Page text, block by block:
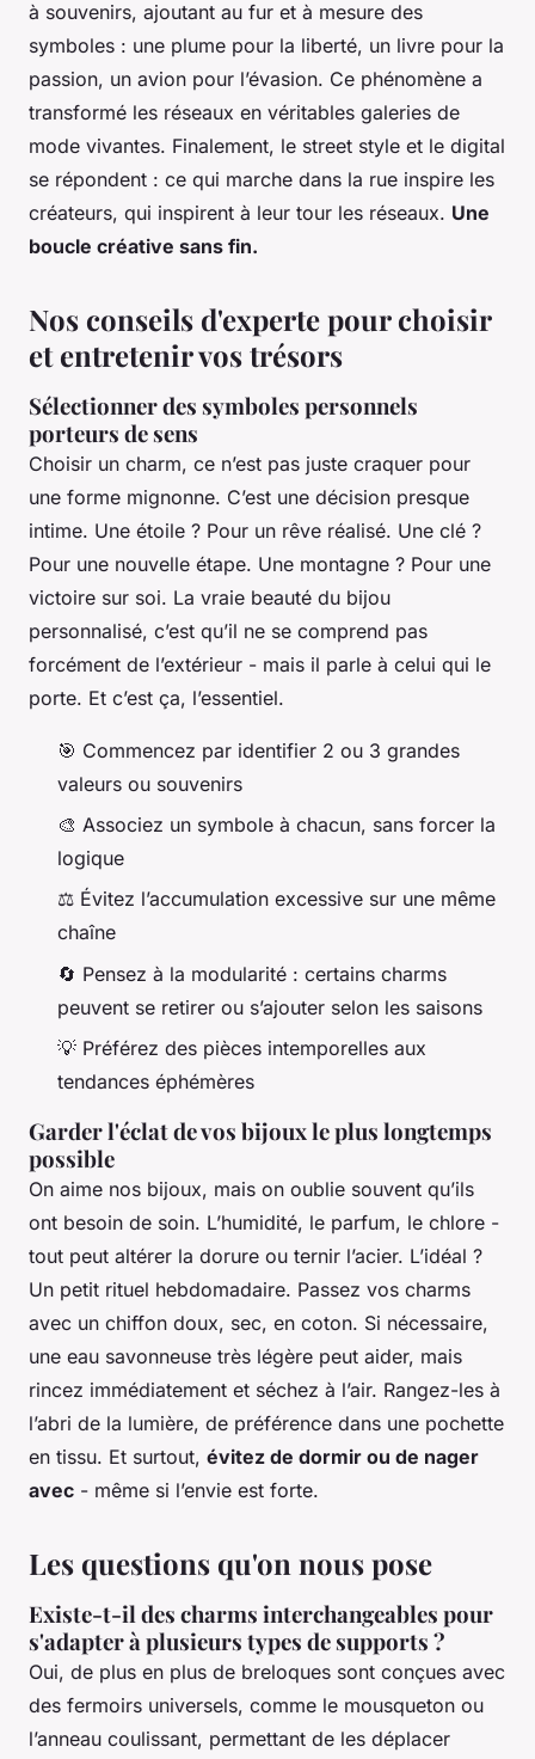
à souvenirs, ajoutant au fur et à mesure des
symboles : une plume pour la liberté, un livre pour la
passion, un avion pour l’évasion. Ce phénomène a
transformé les réseaux en véritables galeries de
mode vivantes. Finalement, le street style et le digital
se répondent : ce qui marche dans la rue inspire les
créateurs, qui inspirent à leur tour les réseaux. Une
boucle créative sans fin.
Nos conseils d'experte pour choisir
et entretenir vos trésors
Sélectionner des symboles personnels
porteurs de sens
Choisir un charm, ce n’est pas juste craquer pour
une forme mignonne. C’est une décision presque
intime. Une étoile ? Pour un rêve réalisé. Une clé ?
Pour une nouvelle étape. Une montagne ? Pour une
victoire sur soi. La vraie beauté du bijou
personnalisé, c’est qu’il ne se comprend pas
forcément de l’extérieur - mais il parle à celui qui le
porte. Et c’est ça, l’essentiel.
🎯 Commencez par identifier 2 ou 3 grandes
valeurs ou souvenirs
🎨 Associez un symbole à chacun, sans forcer la
logique
⚖️ Évitez l’accumulation excessive sur une même
chaîne
🔄 Pensez à la modularité : certains charms
peuvent se retirer ou s’ajouter selon les saisons
💡 Préférez des pièces intemporelles aux
tendances éphémères
Garder l'éclat de vos bijoux le plus longtemps
possible
On aime nos bijoux, mais on oublie souvent qu’ils
ont besoin de soin. L’humidité, le parfum, le chlore -
tout peut altérer la dorure ou ternir l’acier. L’idéal ?
Un petit rituel hebdomadaire. Passez vos charms
avec un chiffon doux, sec, en coton. Si nécessaire,
une eau savonneuse très légère peut aider, mais
rincez immédiatement et séchez à l’air. Rangez-les à
l’abri de la lumière, de préférence dans une pochette
en tissu. Et surtout, évitez de dormir ou de nager
avec - même si l’envie est forte.
Les questions qu'on nous pose
Existe-t-il des charms interchangeables pour
s'adapter à plusieurs types de supports ?
Oui, de plus en plus de breloques sont conçues avec
des fermoirs universels, comme le mousqueton ou
l’anneau coulissant, permettant de les déplacer